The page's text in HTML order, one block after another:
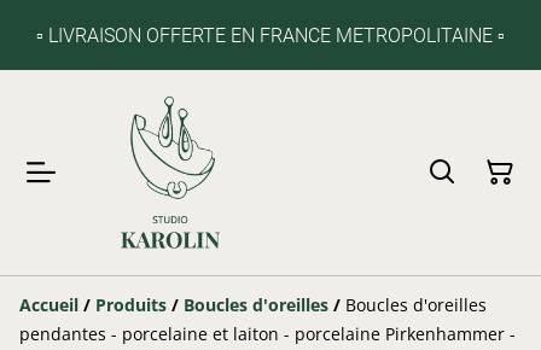
▫️ LIVRAISON OFFERTE EN FRANCE METROPOLITAINE ▫️
Accueil / Produits / Boucles d'oreilles / Boucles d'oreilles
pendantes - porcelaine et laiton - porcelaine Pirkenhammer -